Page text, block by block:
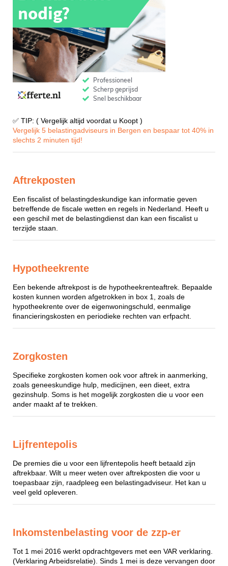
✅ TIP: ( Vergelijk altijd voordat u Koopt )
Vergelijk 5 belastingadviseurs in Bergen en bespaar tot 40% in
slechts 2 minuten tijd!
Aftrekposten
Een fiscalist of belastingdeskundige kan informatie geven
betreffende de fiscale wetten en regels in Nederland. Heeft u
een geschil met de belastingdienst dan kan een fiscalist u
terzijde staan.
Hypotheekrente
Een bekende aftrekpost is de hypotheekrenteaftrek. Bepaalde
kosten kunnen worden afgetrokken in box 1, zoals de
hypotheekrente over de eigenwoningschuld, eenmalige
financieringskosten en periodieke rechten van erfpacht.
Zorgkosten
Specifieke zorgkosten komen ook voor aftrek in aanmerking,
zoals geneeskundige hulp, medicijnen, een dieet, extra
gezinshulp. Soms is het mogelijk zorgkosten die u voor een
ander maakt af te trekken.
Lijfrentepolis
De premies die u voor een lijfrentepolis heeft betaald zijn
aftrekbaar. Wilt u meer weten over aftrekposten die voor u
toepasbaar zijn, raadpleeg een belastingadviseur. Het kan u
veel geld opleveren.
Inkomstenbelasting voor de zzp-er
Tot 1 mei 2016 werkt opdrachtgevers met een VAR verklaring.
(Verklaring Arbeidsrelatie). Sinds 1 mei is deze vervangen door